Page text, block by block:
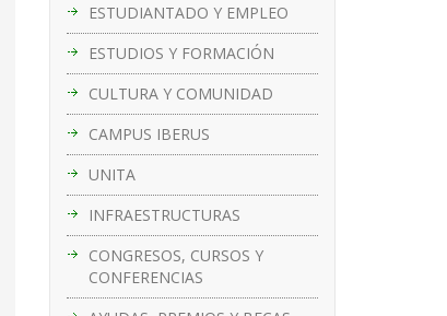
ESTUDIANTADO Y EMPLEO
ESTUDIOS Y FORMACIÓN
CULTURA Y COMUNIDAD
CAMPUS IBERUS
UNITA
INFRAESTRUCTURAS
CONGRESOS, CURSOS Y
CONFERENCIAS